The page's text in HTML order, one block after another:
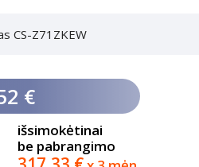
CS-Z71ZKEW
€
išsimokėtinai
be pabrangimo